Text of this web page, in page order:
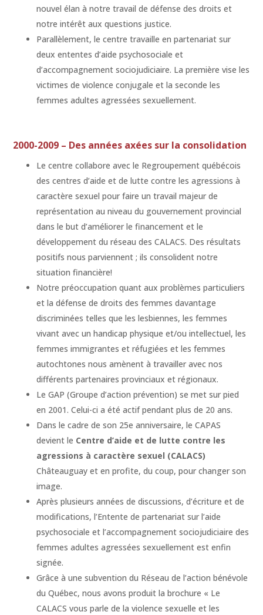
nouvel élan à notre travail de défense des droits et
notre intérêt aux questions justice.
Parallèlement, le centre travaille en partenariat sur
deux ententes d’aide psychosociale et
d’accompagnement sociojudiciaire. La première vise les
victimes de violence conjugale et la seconde les
femmes adultes agressées sexuellement.
2000-2009 – Des années axées sur la consolidation
Le centre collabore avec le Regroupement québécois
des centres d’aide et de lutte contre les agressions à
caractère sexuel pour faire un travail majeur de
représentation au niveau du gouvernement provincial
dans le but d’améliorer le financement et le
développement du réseau des CALACS. Des résultats
positifs nous parviennent ; ils consolident notre
situation financière!
Notre préoccupation quant aux problèmes particuliers
et la défense de droits des femmes davantage
discriminées telles que les lesbiennes, les femmes
vivant avec un handicap physique et/ou intellectuel, les
femmes immigrantes et réfugiées et les femmes
autochtones nous amènent à travailler avec nos
différents partenaires provinciaux et régionaux.
Le GAP (Groupe d’action prévention) se met sur pied
en 2001. Celui-ci a été actif pendant plus de 20 ans.
Dans le cadre de son 25e anniversaire, le CAPAS
devient le Centre d’aide et de lutte contre les
agressions à caractère sexuel (CALACS)
Châteauguay et en profite, du coup, pour changer son
image.
Après plusieurs années de discussions, d’écriture et de
modifications, l’Entente de partenariat sur l’aide
psychosociale et l’accompagnement sociojudiciaire des
femmes adultes agressées sexuellement est enfin
signée.
Grâce à une subvention du Réseau de l’action bénévole
du Québec, nous avons produit la brochure « Le
CALACS vous parle de la violence sexuelle et les